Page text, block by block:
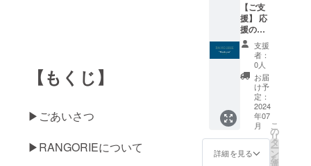
【もくじ】
▶︎ごあいさつ
▶︎RANGORIEについて
封前に
は必ず
お届け
のリ
ターン
に貼付
された
ラベル
や注意
書きを
ご確認
くださ
メール
に作れ
るチャ
イスパ
イス
キット
(2人前)
※原材料
及び添
加物等
の食品
表示は
お届け
のラベ
ルに表
ヨガ、
サウン
ドヒー
リング
をご体
験いた
だけま
す。 以
下の内
容をAll
Inclusiv
e(全て
無料)で
楽しん
【ご支
援】 応
援の気
持ちを
届けた
い！ と
いう方
は【ご
支援】
をお選
びくだ
さい！
リター
ン内容:
①＆②
支援
者：
0人
お届
け予
定：
2024
年07
月
詳細を見る
こ
の
リ
タ
ー
ン
を